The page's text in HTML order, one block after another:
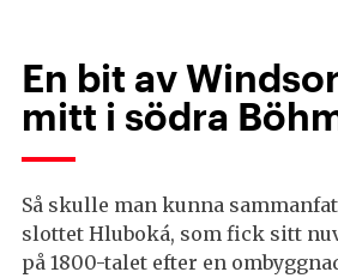
En bit av
mitt i södra
Så skulle man kunna
slottet Hluboká, som fick sitt
på 1800-talet efter en